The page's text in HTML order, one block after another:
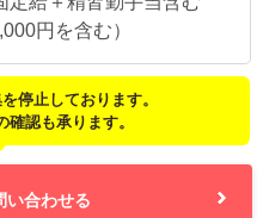
円を含む）
停止しております。
認も承ります。
い合わせる